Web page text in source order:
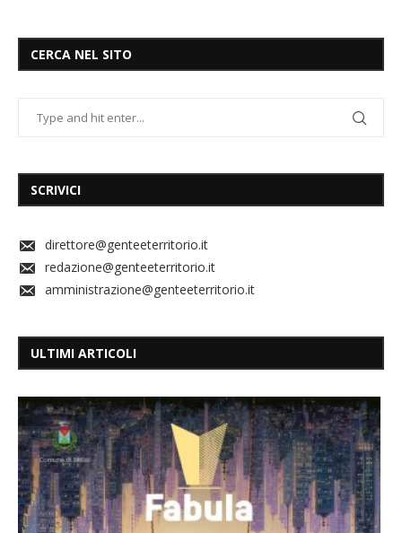
CERCA NEL SITO
SCRIVICI
direttore@genteeterritorio.it
redazione@genteeterritorio.it
amministrazione@genteeterritorio.it
ULTIMI ARTICOLI